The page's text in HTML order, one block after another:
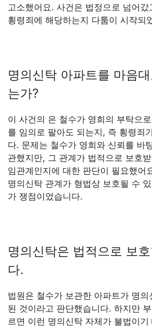
고소했어요. 사건은 법정으로 넘어갔
횡령죄에 해당하는지 다툼이 시작되
명의신탁 아파트를 마음
는가?
이 사건의 은 철수가 영희의 부탁으
를 임의로 팔아도 되는지, 즉 횡령죄
다. 문제는 철수가 영희와 신뢰를 바
관했지만, 그 관계가 법적으로 보호
임관계인지에 대한 판단이 필요했어
명의신탁 관계가 형법상 보호될 수
가 쟁점이었습니다.
명의신탁은 법적으로 보
다.
법원은 철수가 보관한 아파트가 명의
된 것이라고 판단했습니다. 하지만
르면 이런 명의신탁 자체가 불법이